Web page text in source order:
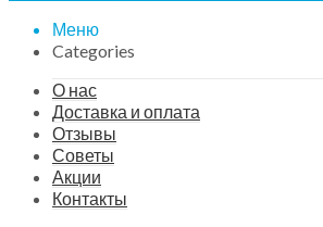
Меню
Categories
О нас
Доставка и оплата
Отзывы
Советы
Акции
Контакты